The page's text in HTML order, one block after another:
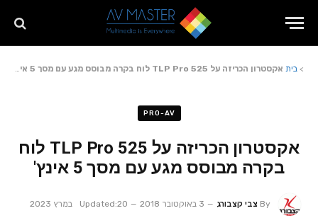
> בית אקסטרון הכריזה על TLP Pro 525 לוח בקרה מבוסס מגע עם מסך 5 אינץ'
PRO-AV
אקסטרון הכריזה על TLP Pro 525 לוח
בקרה מבוסס מגע עם מסך 5 אינץ'
By צבי קצבורג 3 באוקטובר 2018 Updated:20 במרץ 2023